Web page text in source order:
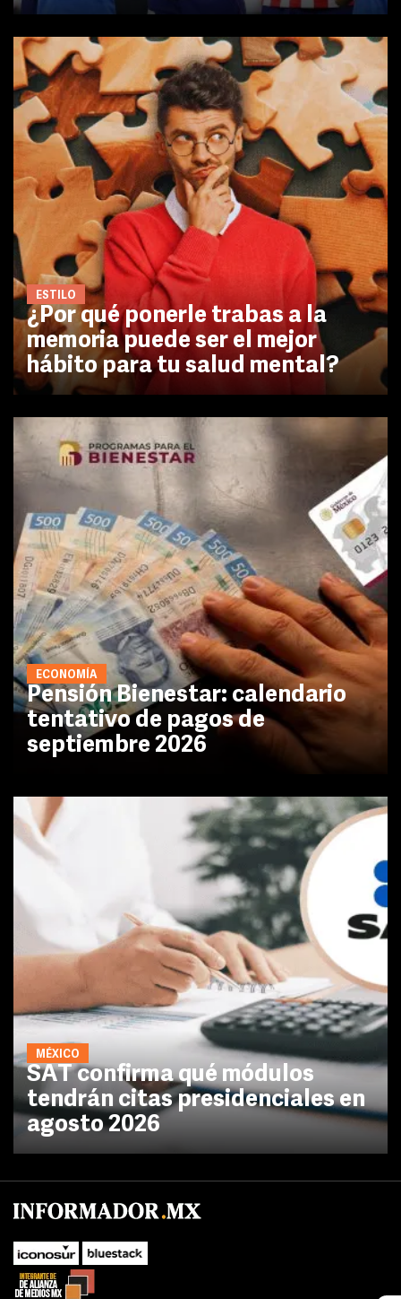
ESTILO
¿Por qué ponerle trabas a la
memoria puede ser el mejor
hábito para tu salud mental?
ECONOMÍA
Pensión Bienestar: calendario
tentativo de pagos de
septiembre 2026
MÉXICO
SAT confirma qué módulos
tendrán citas presidenciales en
agosto 2026